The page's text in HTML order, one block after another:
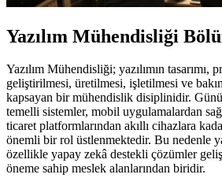
Yazılım Mühendisliği
Yazılım Mühendisliği; yazılımın tasarımı,
geliştirilmesi, üretilmesi, işletilmesi ve
kapsayan bir mühendislik disiplinidir.
temelli sistemler, mobil uygulamalardan
ticaret platformlarından akıllı cihazlara
önemli bir rol üstlenmektedir. Bu nedenle
özellikle yapay zekâ destekli çözümler
öneme sahip meslek alanlarından biridir.